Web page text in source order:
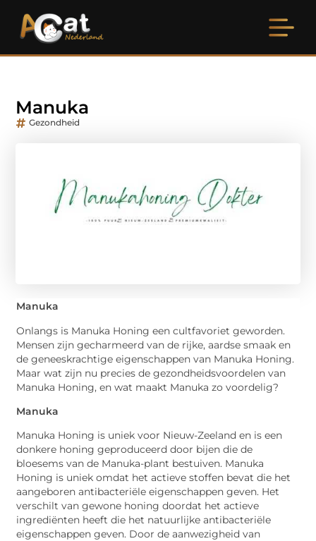
Manuka
Gezondheid
Manuka
Onlangs is Manuka Honing een cultfavoriet geworden.
Mensen zijn gecharmeerd van de rijke, aardse smaak en
de geneeskrachtige eigenschappen van Manuka Honing.
Maar wat zijn nu precies de gezondheidsvoordelen van
Manuka Honing, en wat maakt Manuka zo voordelig?
Manuka
Manuka Honing is uniek voor Nieuw-Zeeland en is een
donkere honing geproduceerd door bijen die de
bloesems van de Manuka-plant bestuiven. Manuka
Honing is uniek omdat het actieve stoffen bevat die het
aangeboren antibacteriële eigenschappen geven. Het
verschilt van gewone honing doordat het actieve
ingrediënten heeft die het natuurlijke antibacteriële
eigenschappen geven. Door de aanwezigheid van